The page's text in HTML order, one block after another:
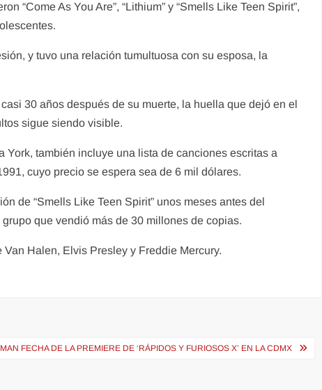
“Come As You Are”, “Lithium” y “Smells Like Teen Spirit”,
y tuvo una relación tumultuosa con su esposa, la
30 años después de su muerte, la huella que dejó en el
sigue siendo visible.
también incluye una lista de canciones escritas a
cuyo precio se espera sea de 6 mil dólares.
de “Smells Like Teen Spirit” unos meses antes del
que vendió más de 30 millones de copias.
Halen, Elvis Presley y Freddie Mercury.
FECHA DE LA PREMIERE DE ‘RÁPIDOS Y FURIOSOS X’ EN LA CDMX